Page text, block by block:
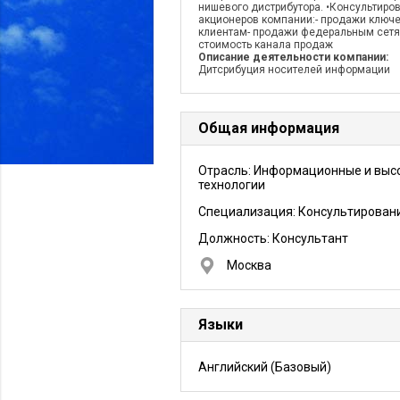
нишевого дистрибутора.
акционеров компании:- продажи
клиентам- продажи федеральным
стоимость канала продаж
Описание деятельности компании:
Дитсрибуция носителей информации
Общая информация
Отрасль: Информационные и
технологии
Специализация:
Должность: Консультант
Москва
Языки
Английский (Базовый)